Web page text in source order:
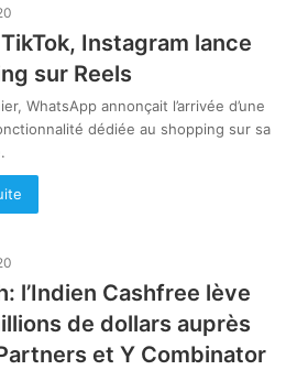
Instagram lance
sur Reels
WhatsApp annonçait l’arrivée d’une
dédiée au shopping sur sa
l’Indien Cashfree lève
de dollars auprès
et Y Combinator